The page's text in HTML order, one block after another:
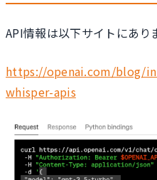
API情報は以下サイトにあり
https://openai.com/blog/
whisper-apis